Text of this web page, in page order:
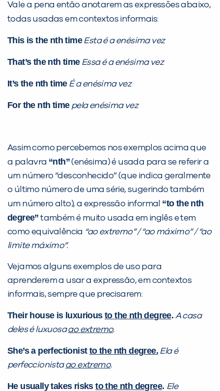
Vale a pena então anotarem as expressões abaixo,
todas usadas em contextos informais:
This is the nth time Esta é a enésima vez
That’s the nth time Essa é a enésima vez
It’s the nth time É a enésima vez
For the nth time pela enésima vez
Assim como percebemos nos exemplos acima que
a palavra “nth”(enésima) é usada para se referir a
um número “desconhecido” (que indica geralmente
o último número de uma série, sugerindo também
um número alto), a expressão informal “to the nth
degree” também é muito usada em inglês e tem
como equivalência “ao extremo” / “ao máximo” / “ao
limite máximo”.
Vejamos alguns exemplos de uso para
aprenderem a usar a expressão, em contextos
informais, sempre que precisarem:
Their house is luxurious to the nth degree. A casa
deles é luxuosaao extremo.
She’s a perfectionist to the nth degree. Ela é
perfeccionistaao extremo.
He usually takes risksto the nth degree. Ele